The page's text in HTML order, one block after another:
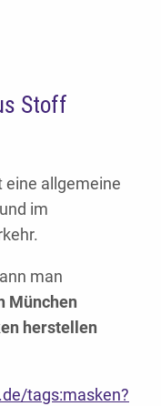
Stoff
eine allgemeine
im
man
München
herstellen
tags:masken?